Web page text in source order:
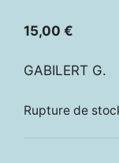
15,00 €
GABILERT G.
Rupture de